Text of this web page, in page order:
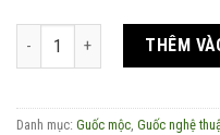
Guốc mộc tái sinh nghệ thuật
THÊM
Danh mục: Guốc mộc, Guốc nghệ